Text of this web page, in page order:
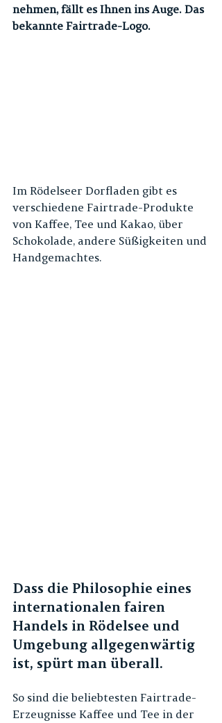
nehmen, fällt es Ihnen ins Auge. Das
bekannte Fairtrade-Logo.
Im Rödelseer Dorfladen gibt es
verschiedene Fairtrade-Produkte
von Kaffee, Tee und Kakao, über
Schokolade, andere Süßigkeiten und
Handgemachtes.
Dass die Philosophie eines
internationalen fairen
Handels in Rödelsee und
Umgebung allgegenwärtig
ist, spürt man überall.
So sind die beliebtesten Fairtrade-
Erzeugnisse Kaffee und Tee in der